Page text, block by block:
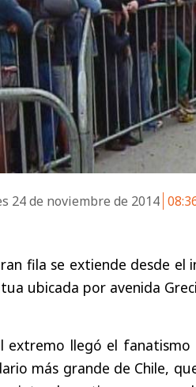
24 de noviembre de 2014
fila se extiende desde el
ubicada por avenida
extremo llegó el fanatismo
más grande de Chile,